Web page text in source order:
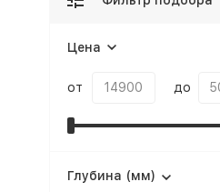
Цена
от до
Глубина (мм)